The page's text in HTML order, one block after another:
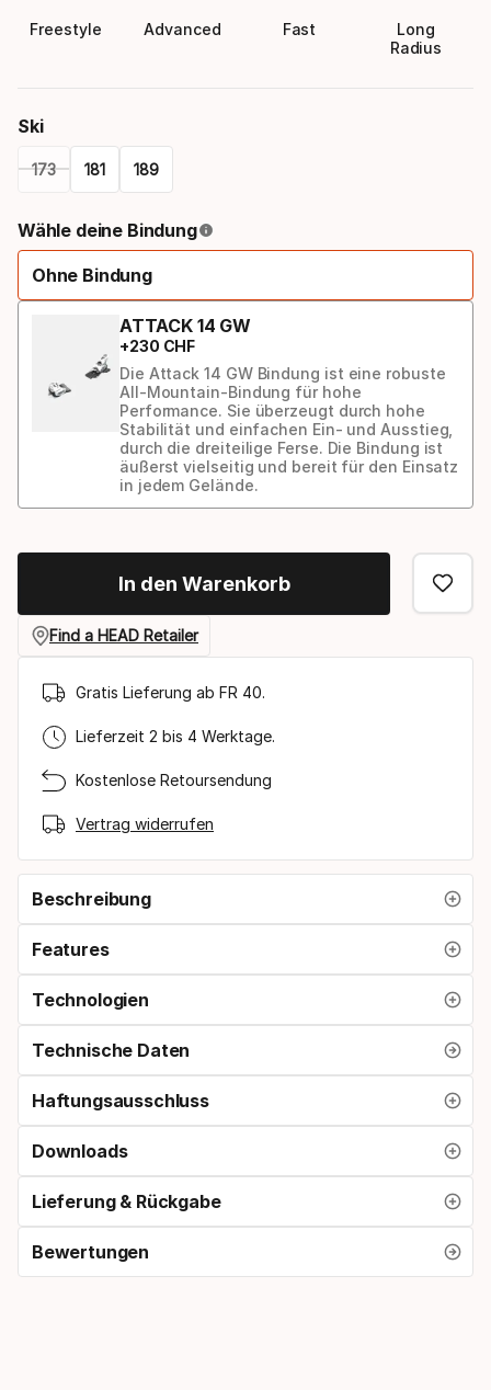
Freestyle Advanced Fast
Long
Radius
Ski
173 181 189
select
option:
Wähle deine Bindung
Ohne Bindung
ATTACK 14 GW
+230 CHF
Die Attack 14 GW Bindung ist eine robuste
All-Mountain-Bindung für hohe
Performance. Sie überzeugt durch hohe
Stabilität und einfachen Ein- und Ausstieg,
durch die dreiteilige Ferse. Die Bindung ist
äußerst vielseitig und bereit für den Einsatz
in jedem Gelände.
Option
In den Warenkorb
Find a HEAD Retailer
Gratis Lieferung ab FR 40.
Lieferzeit 2 bis 4 Werktage.
Kostenlose Retoursendung
Vertrag widerrufen
Beschreibung
Features
Technologien
Technische Daten
Haftungsausschluss
Downloads
Lieferung & Rückgabe
Bewertungen